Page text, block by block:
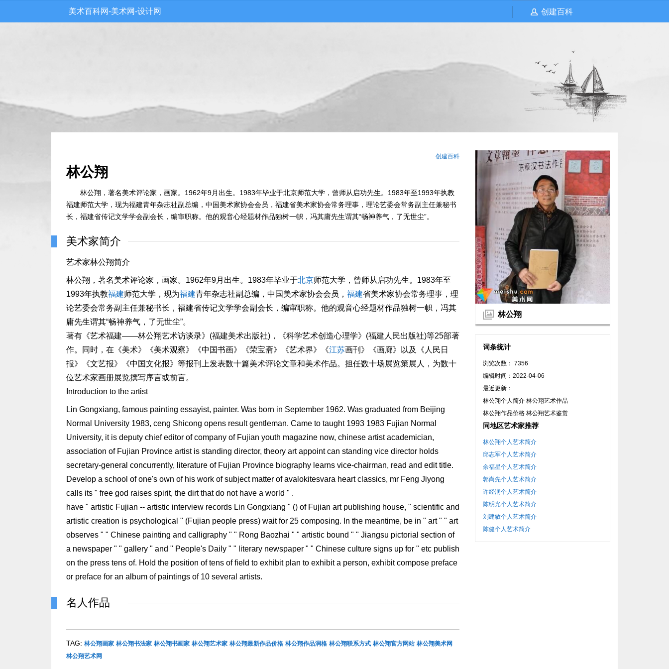
美术百科网-美术网-设计网 创建百科
林公翔
词条统计
浏览次数： 7356
编辑时间：2022-04-06
最近更新：
林公翔个人简介 林公翔艺术作品
林公翔作品价格 林公翔艺术鉴赏
同地区艺术家推荐
林公翔个人艺术简介
邱志军个人艺术简介
余福星个人艺术简介
郭尚先个人艺术简介
许经润个人艺术简介
陈明光个人艺术简介
刘建敏个人艺术简介
陈健个人艺术简介
创建百科
林公翔
林公翔，著名美术评论家，画家。1962年9月出生。1983年毕业于北京师范大学，曾师从启功先生。1983年至1993年执教
福建师范大学，现为福建青年杂志社副总编，中国美术家协会会员，福建省美术家协会常务理事，理论艺委会常务副主任兼秘书
长，福建省传记文学学会副会长，编审职称。他的观音心经题材作品独树一帜，冯其庸先生谓其“畅神养气，了无世尘”。
美术家简介
艺术家林公翔简介
林公翔，著名美术评论家，画家。1962年9月出生。1983年毕业于北京师范大学，曾师从启功先生。1983年至
1993年执教福建师范大学，现为福建青年杂志社副总编，中国美术家协会会员， 福建省美术家协会常务理事，理
论艺委会常务副主任兼秘书长，福建省传记文学学会副会长，编审职称。他的观音心经题材作品独树一帜，冯其
庸先生谓其“畅神养气，了无世尘”。
著有《艺术福建——林公翔艺术访谈录》(福建美术出版社)，《科学艺术创造心理学》(福建人民出版社)等25部著
作。同时，在《美术》《美术观察》《中国书画》《荣宝斋》《艺术界》《江苏画刊》《画廊》以及《人民日
报》《文艺报》《中国文化报》等报刊上发表数十篇美术评论文章和美术作品。担任数十场展览策展人，为数十
位艺术家画册展览撰写序言或前言。
Introduction to the artist
Lin Gongxiang, famous painting essayist, painter. Was born in September 1962. Was graduated from Beijing
Normal University 1983, ceng Shicong opens result gentleman. Came to taught 1993 1983 Fujian Normal
University, it is deputy chief editor of company of Fujian youth magazine now, chinese artist academician,
association of Fujian Province artist is standing director, theory art appoint can standing vice director holds
secretary-general concurrently, literature of Fujian Province biography learns vice-chairman, read and edit title.
Develop a school of one's own of his work of subject matter of avalokitesvara heart classics, mr Feng Jiyong
calls its " free god raises spirit, the dirt that do not have a world " .
have " artistic Fujian -- artistic interview records Lin Gongxiang " () of Fujian art publishing house, " scientific and
artistic creation is psychological " (Fujian people press) wait for 25 composing. In the meantime, be in " art " " art
observes " " Chinese painting and calligraphy " " Rong Baozhai " " artistic bound " " Jiangsu pictorial section of
a newspaper " " gallery " and " People's Daily " " literary newspaper " " Chinese culture signs up for " etc publish
on the press tens of. Hold the position of tens of field to exhibit plan to exhibit a person, exhibit compose preface
or preface for an album of paintings of 10 several artists.
名人作品
TAG: 林公翔画家 林公翔书法家 林公翔书画家 林公翔艺术家 林公翔最新作品价格 林公翔作品润格 林公翔联系方式 林公翔官方网站 林公翔美术网
林公翔艺术网